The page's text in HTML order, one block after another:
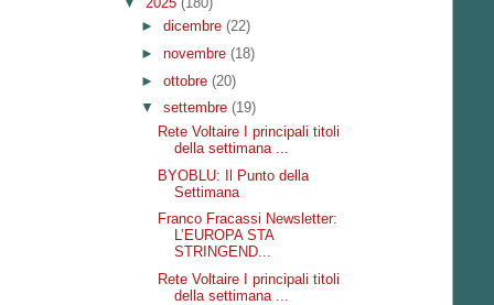
► dicembre (22)
► novembre (18)
► ottobre (20)
▼ settembre (19)
Rete Voltaire I principali titoli
della settimana ...
BYOBLU: Il Punto della
Settimana
Franco Fracassi Newsletter:
L’EUROPA STA
STRINGEND...
Rete Voltaire I principali titoli
della settimana ...